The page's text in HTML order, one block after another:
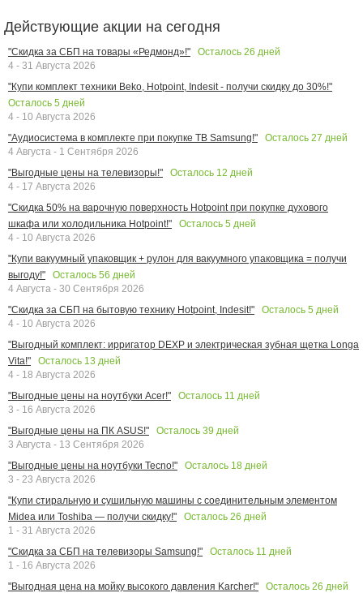
Действующие акции на сегодня
"Скидка за СБП на товары «Редмонд»!" Осталось 26 дней
4 - 31 Августа 2026
"Купи комплект техники Beko, Hotpoint, Indesit - получи скидку до 30%!"
Осталось 5 дней
4 - 10 Августа 2026
"Аудиосистема в комплекте при покупке ТВ Samsung!"
Осталось 27 дней
4 Августа - 1 Сентября 2026
"Выгодные цены на телевизоры!"
Осталось 12 дней
4 - 17 Августа 2026
"Скидка 50% на варочную поверхность Hotpoint при покупке духового
шкафа или холодильника Hotpoint!"
Осталось 5 дней
4 - 10 Августа 2026
"Купи вакуумный упаковщик + рулон для вакуумного упаковщика = получи
выгоду!"
Осталось 56 дней
4 Августа - 30 Сентября 2026
"Скидка за СБП на бытовую технику Hotpoint, Indesit!"
Осталось 5 дней
4 - 10 Августа 2026
"Выгодный комплект: ирригатор DEXP и электрическая зубная щетка Longa
Vita!"
Осталось 13 дней
4 - 18 Августа 2026
"Выгодные цены на ноутбуки Acer!"
Осталось 11 дней
3 - 16 Августа 2026
"Выгодные цены на ПК ASUS!"
Осталось 39 дней
3 Августа - 13 Сентября 2026
"Выгодные цены на ноутбуки Tecno!"
Осталось 18 дней
3 - 23 Августа 2026
"Купи стиральную и сушильную машины с соединительным элементом
Midea или Toshiba — получи скидку!"
Осталось 26 дней
1 - 31 Августа 2026
"Скидка за СБП на телевизоры Samsung!"
Осталось 11 дней
1 - 16 Августа 2026
"Выгодная цена на мойку высокого давления Karcher!"
Осталось 26 дней